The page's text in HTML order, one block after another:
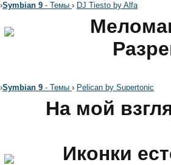
›Symbian 9 - Темы › DJ Tiesto by Alfa
›Symbian 9 - Темы › Pelican by Supertonic
На мой
Иконки